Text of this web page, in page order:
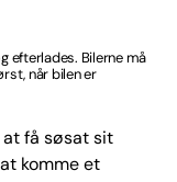
efterlades. Bilerne må
når bilen er
få søsat sit
komme et